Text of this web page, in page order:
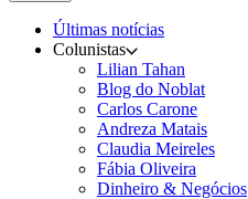
Últimas notícias
Colunistas
Lilian Tahan
Blog do Noblat
Carlos Carone
Andreza Matais
Claudia Meireles
Fábia Oliveira
Dinheiro & Negócios